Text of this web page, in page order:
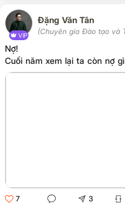
VIP
Đặng Văn Tân
(Chuyên gia Đào tạo và
Nợ!
Cuối năm xem lại ta còn nợ
7 3